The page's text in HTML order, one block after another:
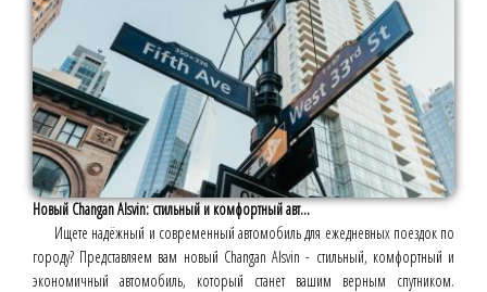
Новый Changan Alsvin: стильный и комфортный авт...
Ищете надёжный и современный автомобиль для ежедневных поездок по
городу? Представляем вам новый Changan Alsvin - стильный, комфортный и
экономичный автомобиль, который станет вашим верным спутником.